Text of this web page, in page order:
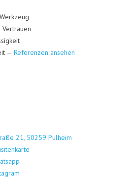
Ver­trau­en
— Refe­ren­zen ansehen
21, 50259 Pul­heim